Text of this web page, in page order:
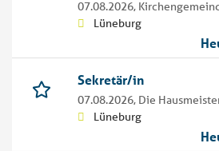
07.08.2026,
Lüneburg
Sekretär/in
07.08.2026, Die
Lüneburg